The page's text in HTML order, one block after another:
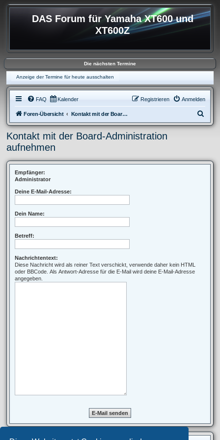
DAS Forum für Yamaha XT600 und
XT600Z
Die nächsten Termine
Anzeige der Termine für heute ausschalten
FAQ Kalender Anmelden
Registrieren
Foren-Übersicht Kontakt mit der Board-Administration aufnehmen
u
e
Kontakt mit der Board-Administration
aufnehmen
Empfänger:
Administrator
Deine E-Mail-Adresse:
Dein Name:
Betreff:
Nachrichtentext:
Diese Nachricht wird als reiner Text verschickt, verwende daher kein HTML
oder BBCode. Als Antwort-Adresse für die E-Mail wird deine E-Mail-Adresse
angegeben.